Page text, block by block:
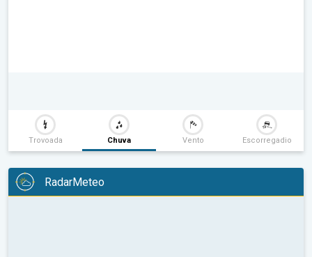
Trovoada Chuva Vento Escorregadio
RadarMeteo